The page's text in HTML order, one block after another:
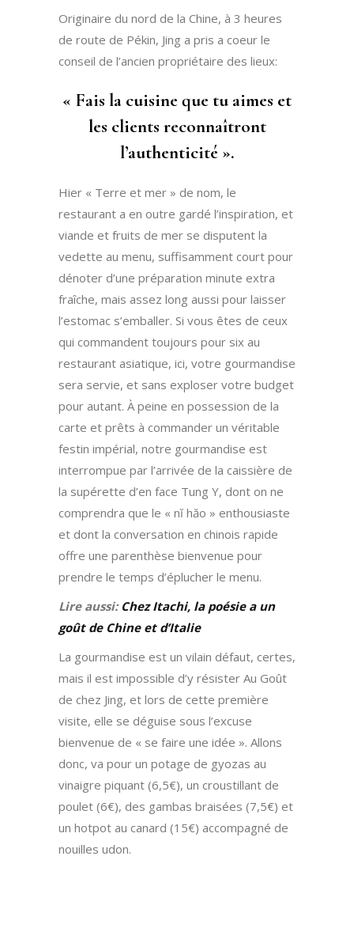
Originaire du nord de la Chine, à 3 heures
de route de Pékin, Jing a pris a coeur le
conseil de l’ancien propriétaire des lieux:
« Fais la cuisine que tu aimes et
les clients reconnaîtront
l’authenticité ».
Hier « Terre et mer » de nom, le
restaurant a en outre gardé l’inspiration, et
viande et fruits de mer se disputent la
vedette au menu, suffisamment court pour
dénoter d’une préparation minute extra
fraîche, mais assez long aussi pour laisser
l’estomac s’emballer. Si vous êtes de ceux
qui commandent toujours pour six au
restaurant asiatique, ici, votre gourmandise
sera servie, et sans exploser votre budget
pour autant. À peine en possession de la
carte et prêts à commander un véritable
festin impérial, notre gourmandise est
interrompue par l’arrivée de la caissière de
la supérette d’en face Tung Y, dont on ne
comprendra que le « nĭ hăo » enthousiaste
et dont la conversation en chinois rapide
offre une parenthèse bienvenue pour
prendre le temps d’éplucher le menu.
Lire aussi: Chez Itachi, la poésie a un
goût de Chine et d’Italie
La gourmandise est un vilain défaut, certes,
mais il est impossible d’y résister Au Goût
de chez Jing, et lors de cette première
visite, elle se déguise sous l’excuse
bienvenue de « se faire une idée ». Allons
donc, va pour un potage de gyozas au
vinaigre piquant (6,5€), un croustillant de
poulet (6€), des gambas braisées (7,5€) et
un hotpot au canard (15€) accompagné de
nouilles udon.